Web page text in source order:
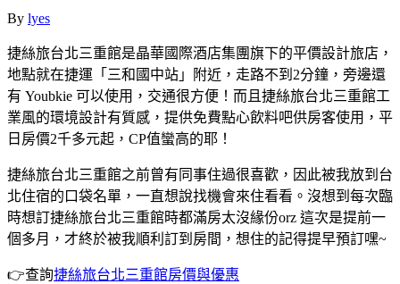
By lyes
捷絲旅台北三重館是晶華國際酒店集團旗下的平價設計旅店，
地點就在捷運「三和國中站」附近，走路不到2分鐘，旁邊還
有 Youbkie 可以使用，交通很方便！而且捷絲旅台北三重館工
業風的環境設計有質感，提供免費點心飲料吧供房客使用，平
日房價2千多元起，CP值蠻高的耶！
捷絲旅台北三重館之前曾有同事住過很喜歡，因此被我放到台
北住宿的口袋名單，一直想說找機會來住看看。沒想到每次臨
時想訂捷絲旅台北三重館時都滿房太沒緣份orz 這次是提前一
個多月，才終於被我順利訂到房間，想住的記得提早預訂嘿~
👉查詢捷絲旅台北三重館房價與優惠